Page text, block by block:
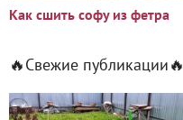
Как сшить софу из фетра
🔥Свежие публикации🔥